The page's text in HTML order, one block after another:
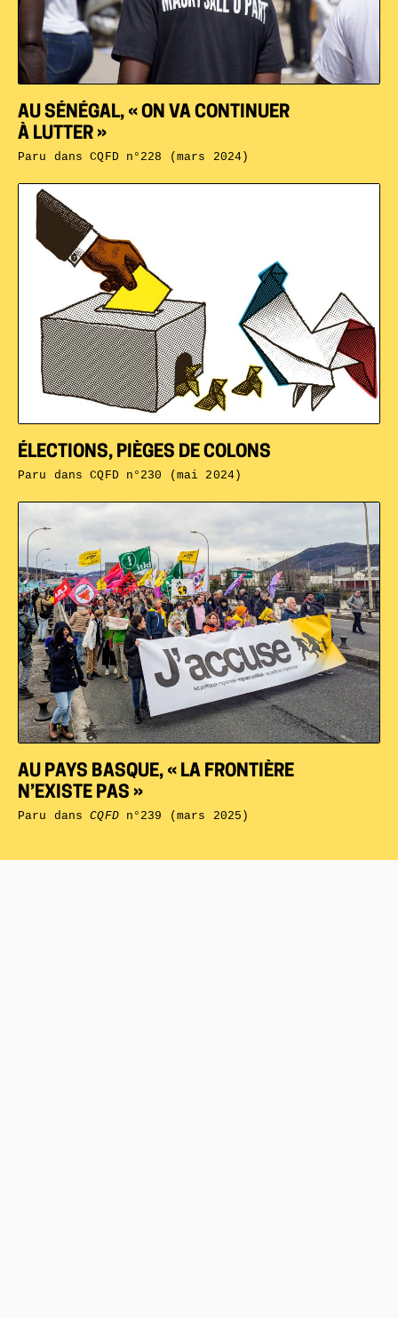
AU PAYS BASQUE, « LA FRONTIÈRE
N’EXISTE PAS »
Paru dansCQFDn°239 (mars 2025)
ÉLECTIONS, PIÈGES DE COLONS
Paru dansCQFD n°230 (mai 2024)
AU SÉNÉGAL, « ON VA CONTINUER
À LUTTER »
Paru dansCQFD n°228 (mars 2024)